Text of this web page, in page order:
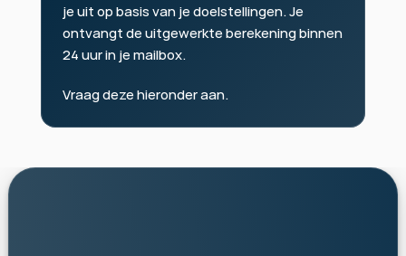
je uit op basis van je doelstellingen. Je
ontvangt de uitgewerkte berekening binnen
24 uur in je mailbox.
Vraag deze hieronder aan.